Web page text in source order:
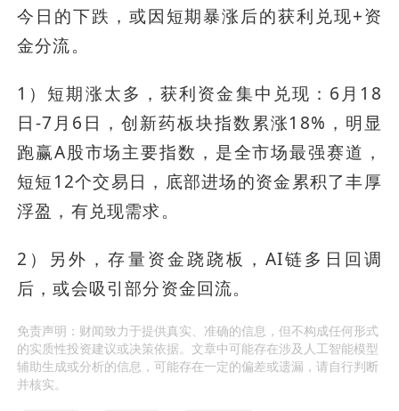
今日的下跌，或因短期暴涨后的获利兑现+资
金分流。
1）短期涨太多，获利资金集中兑现：6月18
日-7月6日，创新药板块指数累涨18%，明显
跑赢A股市场主要指数，是全市场最强赛道，
短短12个交易日，底部进场的资金累积了丰厚
浮盈，有兑现需求。
2）另外，存量资金跷跷板，AI链多日回调
后，或会吸引部分资金回流。
免责声明：财闻致力于提供真实、准确的信息，但不构成任何形式
的实质性投资建议或决策依据。文章中可能存在涉及人工智能模型
辅助生成或分析的信息，可能存在一定的偏差或遗漏，请自行判断
并核实。